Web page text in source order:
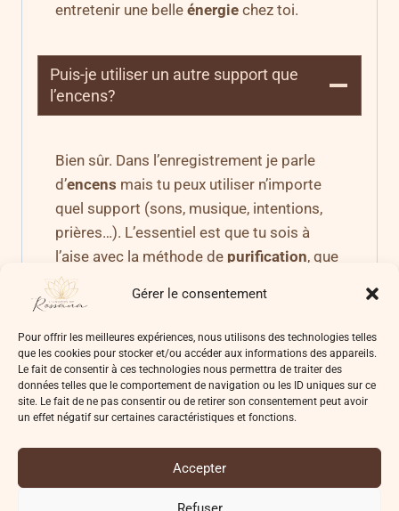
Gérer le consentement
Pour offrir les meilleures expériences, nous utilisons des technologies telles
que les cookies pour stocker et/ou accéder aux informations des appareils.
Le fait de consentir à ces technologies nous permettra de traiter des
données telles que le comportement de navigation ou les ID uniques sur ce
site. Le fait de ne pas consentir ou de retirer son consentement peut avoir
un effet négatif sur certaines caractéristiques et fonctions.
Accepter
entretenir une belle énergie chez toi.
Puis-je utiliser un autre support que
l’encens?
Bien sûr. Dans l’enregistrement je parle
d’encens mais tu peux utiliser n’importe
quel support (sons, musique, intentions,
prières…). L’essentiel est que tu sois à
l’aise avec la méthode de purification, que
tu te fasses confiance et que tu restes
focus sur ton
© 2026 L'UNIVERS DE ROSSANA